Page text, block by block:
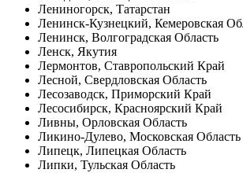
Лениногорск, Татарстан
Ленинск-Кузнецкий, Кемеровская
Ленинск, Волгоградская Область
Ленск, Якутия
Лермонтов, Ставропольский Край
Лесной, Свердловская Область
Лесозаводск, Приморский Край
Лесосибирск, Красноярский Край
Ливны, Орловская Область
Ликино-Дулево, Московская Область
Липецк, Липецкая Область
Липки, Тульская Область